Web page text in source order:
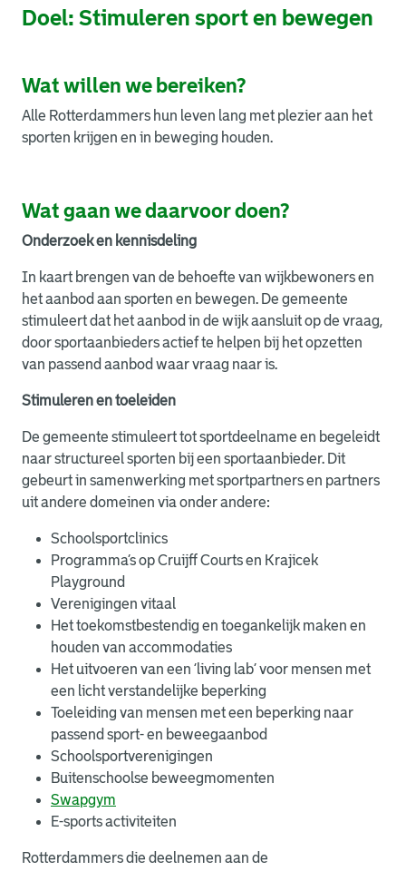
Doel: Stimuleren sport en bewegen
Wat willen we bereiken?
Alle Rotterdammers hun leven lang met plezier aan het
sporten krijgen en in beweging houden.
Wat gaan we daarvoor doen?
Onderzoek en kennisdeling
In kaart brengen van de behoefte van wijkbewoners en
het aanbod aan sporten en bewegen. De gemeente
stimuleert dat het aanbod in de wijk aansluit op de vraag,
door sportaanbieders actief te helpen bij het opzetten
van passend aanbod waar vraag naar is.
Stimuleren en toeleiden
De gemeente stimuleert tot sportdeelname en begeleidt
naar structureel sporten bij een sportaanbieder. Dit
gebeurt in samenwerking met sportpartners en partners
uit andere domeinen via onder andere:
Schoolsportclinics
Programma’s op Cruijff Courts en Krajicek
Playground
Verenigingen vitaal
Het toekomstbestendig en toegankelijk maken en
houden van accommodaties
Het uitvoeren van een ‘living lab’ voor mensen met
een licht verstandelijke beperking
Toeleiding van mensen met een beperking naar
passend sport- en beweegaanbod
Schoolsportverenigingen
Buitenschoolse beweegmomenten
Swapgym
E-sports activiteiten
Rotterdammers die deelnemen aan de